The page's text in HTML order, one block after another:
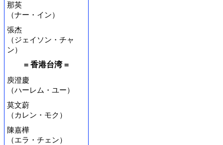
那英
（ナー・イン）
張杰
（ジェイソン・チャ
ン）
= 香港台湾 =
庾澄慶
（ハーレム・ユー）
莫文蔚
（カレン・モク）
陳嘉樺
（エラ・チェン）